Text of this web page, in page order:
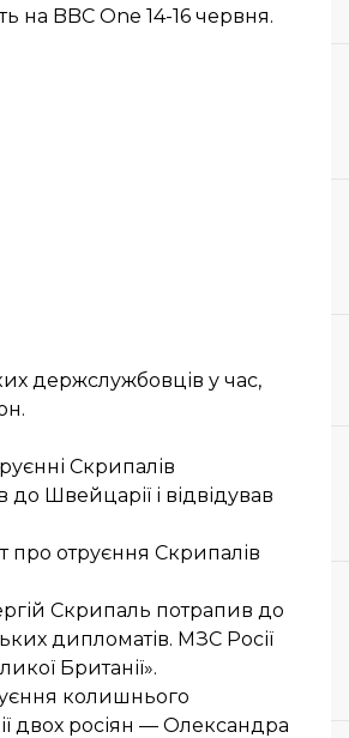
на BBC One 14-16 червня.
держслужбовців у час,
Скрипалів
Швейцарії і відвідував
про отруєння Скрипалів
Скрипаль потрапив до
дипломатів. МЗС Росії
Британії».
колишнього
двох росіян — Олександра